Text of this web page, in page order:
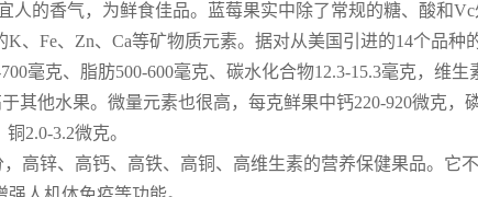
人的香气，为鲜食佳品。蓝莓果实中除了常规的糖、酸和
、Fe、Zn、Ca等矿物质元素。据对从美国引进的14个品种
毫克、脂肪500-600毫克、碳水化合物12.3-15.3毫克，维
其他水果。微量元素也很高，每克鲜果中钙220-920微克，
2.0-3.2微克。
高锌、高钙、高铁、高铜、高维生素的营养保健果品。它